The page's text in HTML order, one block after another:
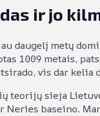
ir jo
daugelį metų
1009 metais,
vis dar kelia
teorijų sieja
Neries baseino.